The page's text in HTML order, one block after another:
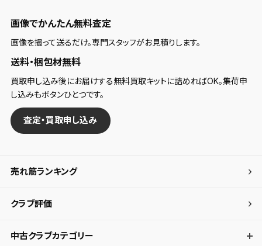
画像でかんたん無料査定
画像を撮って送るだけ。専門スタッフがお見積りします。
送料・梱包材無料
買取申し込み後にお届けする無料買取キットに詰めればOK。集荷申
し込みもボタンひとつです。
査定・買取申し込み
売れ筋ランキング
クラブ評価
中古クラブカテゴリー